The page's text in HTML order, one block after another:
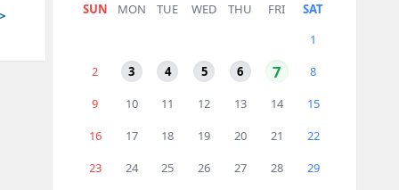
SUN MON TUE WED THU FRI
SAT
1
2
3 4 5 6 7
8
9
10 11 12 13 14
15
16
17 18 19 20 21
22
23
24 25 26 27 28
29